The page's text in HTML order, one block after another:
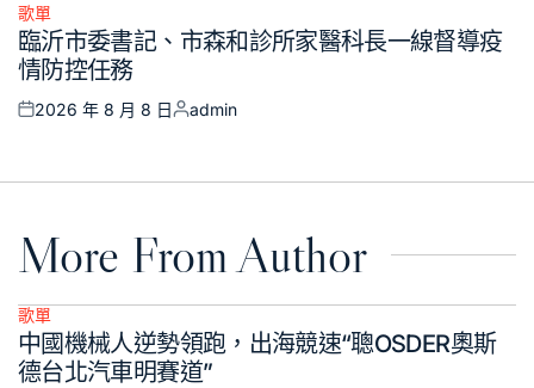
Posted
in
歌單
臨沂市委書記、市森和診所家醫科長一線督導疫
情防控任務
Posted
2026 年 8 月 8 日
Posted
admin
More From Author
Posted
in
歌單
中國機械人逆勢領跑，出海競速“聰OSDER奧斯
德台北汽車明賽道”